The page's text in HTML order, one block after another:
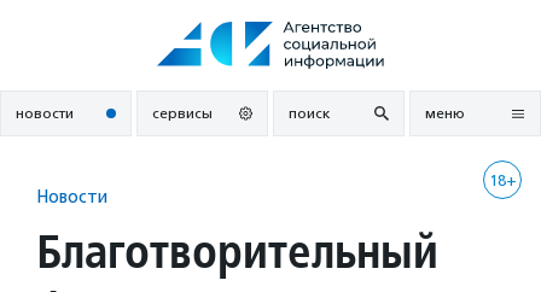
новости сервисы поиск меню
18+
Новости
Благотворительный